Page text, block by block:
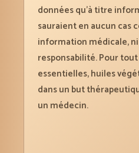
données qu’à titre
sauraient en aucun cas
information médicale,
responsabilité. Pour
essentielles, huiles
dans un but
un médecin.